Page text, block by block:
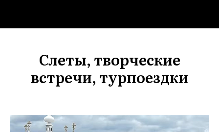
Слеты, творческие
встречи, турпоездки